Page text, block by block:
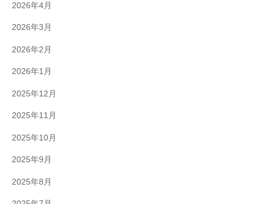
2026年4月
2026年3月
2026年2月
2026年1月
2025年12月
2025年11月
2025年10月
2025年9月
2025年8月